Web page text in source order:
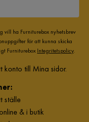
ha Furniturebox nyhetsbrev
för att kunna skicka
Furniturebox Integritetspolicy.
konto till Mina sidor.
ställe
& i butik